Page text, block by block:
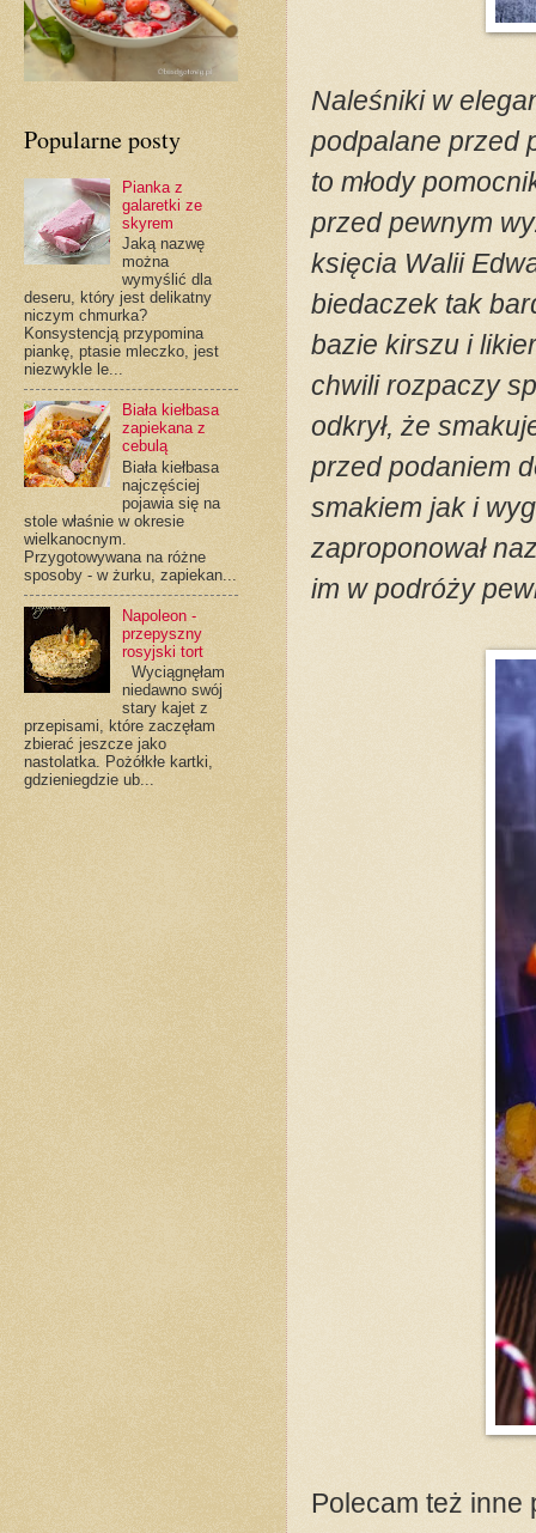
Naleśniki w
podpalane przed
to młody
przed pewnym
księcia Walii
biedaczek tak
bazie kirszu i
chwili rozpaczy
odkrył, że
przed podaniem
smakiem jak i
zaproponował
im w podróży
Polecam też inne
Popularne posty
Pianka z
galaretki ze
skyrem
Jaką nazwę
można
wymyślić dla
deseru, który jest delikatny
niczym chmurka?
Konsystencją przypomina
piankę, ptasie mleczko, jest
niezwykle le...
Biała kiełbasa
zapiekana z
cebulą
Biała kiełbasa
najczęściej
pojawia się na
stole właśnie w okresie
wielkanocnym.
Przygotowywana na różne
sposoby - w żurku, zapiekan...
Napoleon -
przepyszny
rosyjski tort
Wyciągnęłam
niedawno swój
stary kajet z
przepisami, które zaczęłam
zbierać jeszcze jako
nastolatka. Pożółkłe kartki,
gdzieniegdzie ub...